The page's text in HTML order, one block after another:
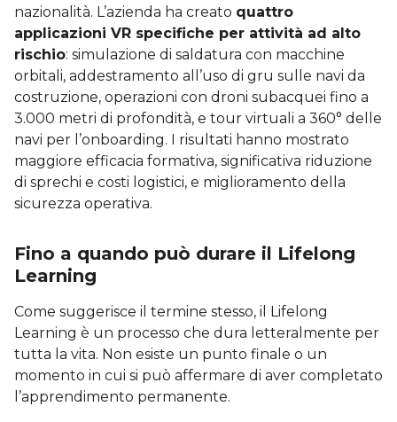
nazionalità. L’azienda ha creato quattro
applicazioni VR specifiche per attività ad alto
rischio: simulazione di saldatura con macchine
orbitali, addestramento all’uso di gru sulle navi da
costruzione, operazioni con droni subacquei fino a
3.000 metri di profondità, e tour virtuali a 360° delle
navi per l’onboarding. I risultati hanno mostrato
maggiore efficacia formativa, significativa riduzione
di sprechi e costi logistici, e miglioramento della
sicurezza operativa.
Fino a quando può durare il Lifelong
Learning
Come suggerisce il termine stesso, il Lifelong
Learning è un processo che dura letteralmente per
tutta la vita. Non esiste un punto finale o un
momento in cui si può affermare di aver completato
l’apprendimento permanente.